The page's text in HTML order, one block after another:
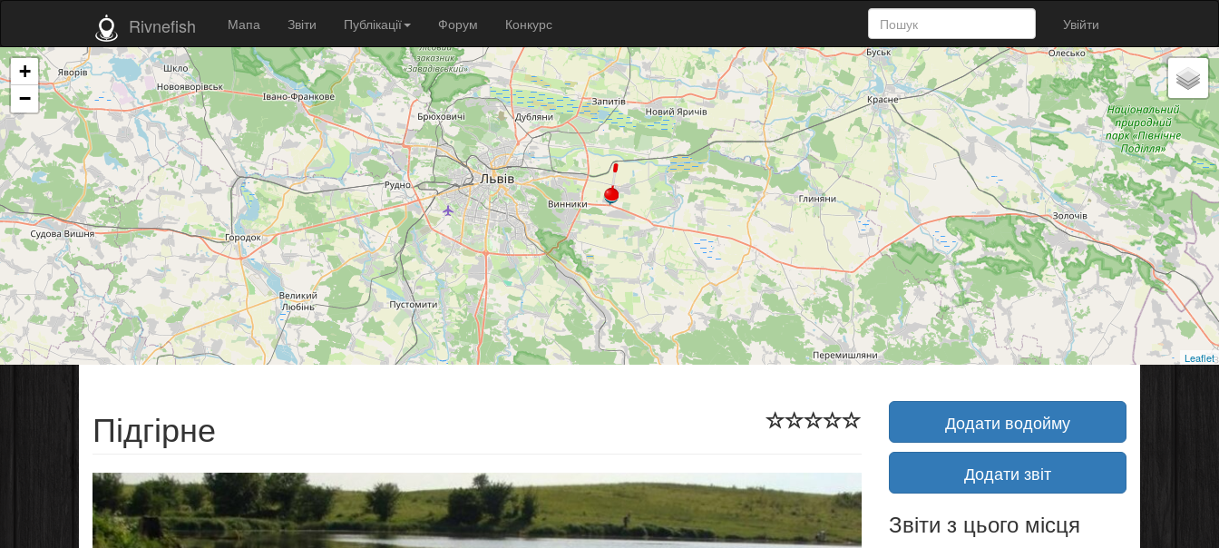
Rivnefish Мапа Звіти Публікації Форум Конкурс Увійти
+
−
Leaflet
Підгірне Додати водойму
Додати звіт
Звіти з цього місця